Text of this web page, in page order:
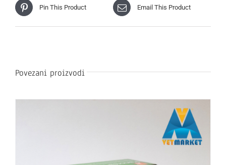
Pin This Product Email This Product
Povezani proizvodi